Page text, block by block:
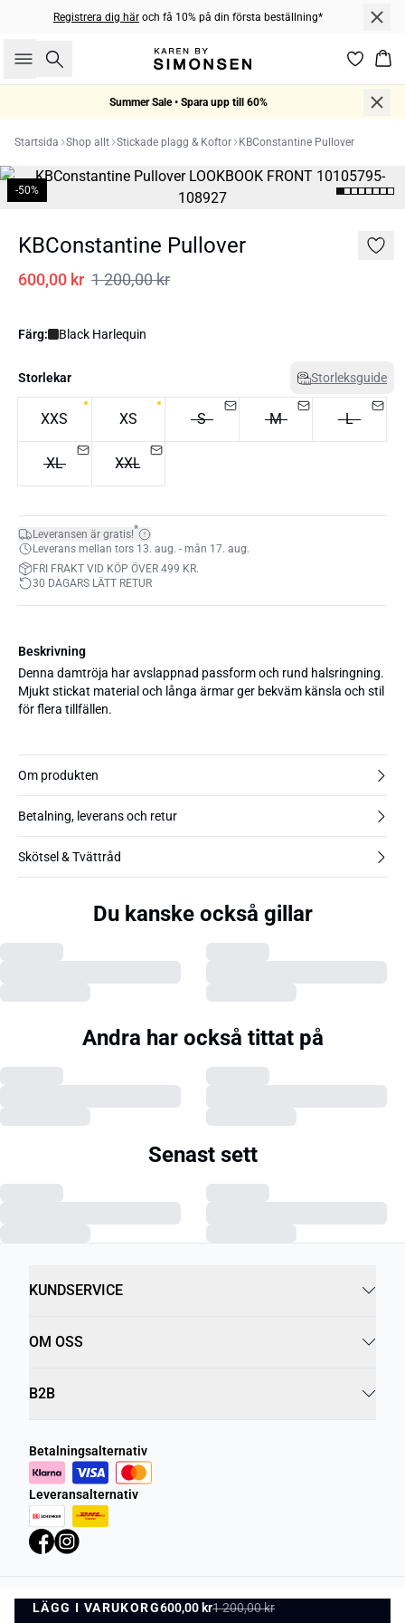
Registrera dig här och få 10% på din första beställning*
Sök
Summer Sale • Spara upp till 60%
Startsida Shop allt Stickade plagg & Koftor KBConstantine Pullover
-50%
KBConstantine Pullover
600,00 kr 1 200,00 kr
Färg: Black Harlequin
Storlekar Storleksguide
XXS XS S M L
XL XXL
Leveransen är gratis!*
Leverans mellan tors 13. aug. - mån 17. aug.
FRI FRAKT VID KÖP ÖVER 499 KR.
30 DAGARS LÄTT RETUR
LÄGG I VARUKORG600,00 kr1 200,00 kr
LÄGG I VARUKORG
Beskrivning
Denna damtröja har avslappnad passform och rund halsringning.
Mjukt stickat material och långa ärmar ger bekväm känsla och stil
för flera tillfällen.
Om produkten
Betalning, leverans och retur
Skötsel & Tvättråd
Du kanske också gillar
Andra har också tittat på
Senast sett
KUNDSERVICE
OM OSS
B2B
Betalningsalternativ
Leveransalternativ
Integritetspolicy Villkor